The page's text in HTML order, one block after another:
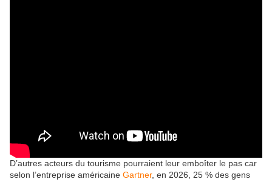
D’autres acteurs du tourisme pourraient leur emboîter le pas car
selon l’entreprise américaine Gartner, en 2026, 25 % des gens